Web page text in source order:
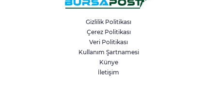
Kamyona çarpan tırın kupası dorseden
Büyükşehir’den Panayır’da altyapı ve
ulaşım atağı
Gizlilik Politikası
Çerez Politikası
Veri Politikası
Kullanım Şartnamesi
Künye
İletişim